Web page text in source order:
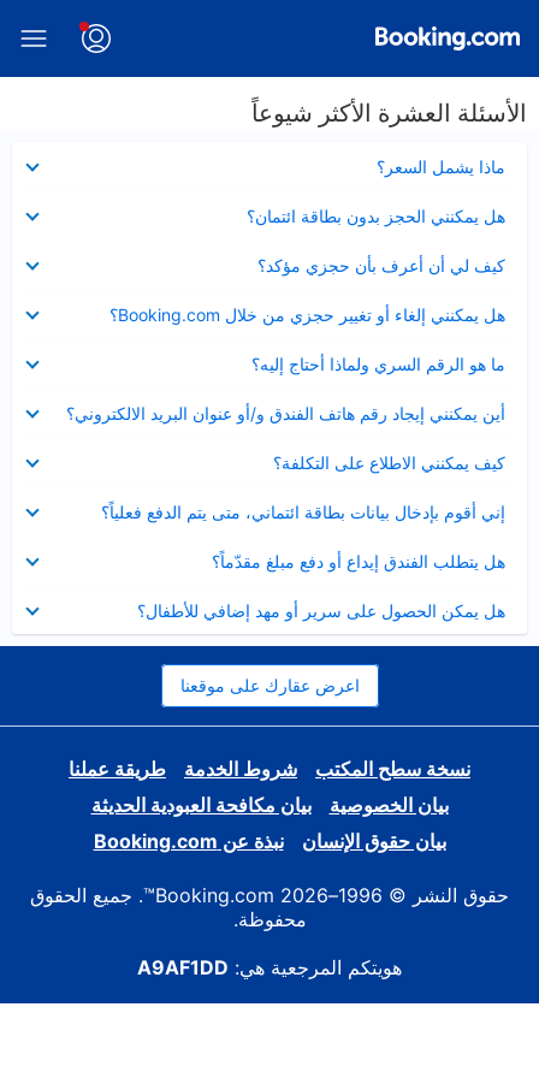
الأسئلة العشرة الأكثر شيوعاً
ماذا يشمل السعر؟
مصغر
هل يمكنني الحجز بدون بطاقة ائتمان؟
مصغر
كيف لي أن أعرف بأن حجزي مؤكد؟
مصغر
هل يمكنني إلغاء أو تغيير حجزي من خلال Booking.com؟
مصغر
ما هو الرقم السري ولماذا أحتاج إليه؟
مصغر
أين يمكنني إيجاد رقم هاتف الفندق و/أو عنوان البريد الالكتروني؟
عرض
مصغر
كيف يمكنني الاطلاع على التكلفة؟
مصغر
إني أقوم بإدخال بيانات بطاقة ائتماني، متى يتم الدفع فعلياً؟
مصغر
هل يتطلب الفندق إيداع أو دفع مبلغ مقدّماً؟
مصغر
هل يمكن الحصول على سرير أو مهد إضافي للأطفال؟
مصغر
اعرض عقارك على موقعنا
نسخة سطح المكتب شروط الخدمة
طريقة عملنا
بيان الخصوصية
بيان مكافحة العبودية الحديثة
بيان حقوق الإنسان
نبذة عن Booking.com
حقوق النشر © 1996–2026 Booking.com™. جميع الحقوق
محفوظة.
هويتكم المرجعية هي: A9AF1DD